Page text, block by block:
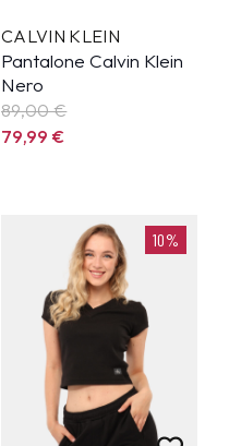
CALVIN KLEIN
Pantalone Calvin Klein
Nero
89,00 €
79,99€
10%